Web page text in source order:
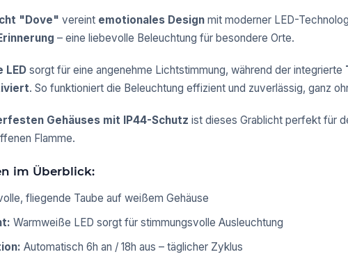
"Dove" vereint emotionales Design mit moderner LED-
– eine liebevolle Beleuchtung für besondere Orte.
LED sorgt für eine angenehme Lichtstimmung, während der integrierte
. So funktioniert die Beleuchtung effizient und zuverlässig, ganz
Gehäuses mit IP44-Schutz ist dieses Grablicht perfekt für
Flamme.
im Überblick:
fliegende Taube auf weißem Gehäuse
Warmweiße LED sorgt für stimmungsvolle Ausleuchtung
Automatisch 6h an / 18h aus – täglicher Zyklus